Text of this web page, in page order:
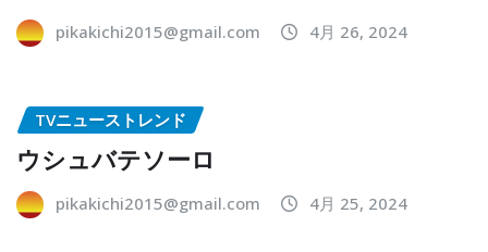
pikakichi2015@gmail.com 4月 26, 2024
TVニューストレンド
ウシュバテソーロ
pikakichi2015@gmail.com 4月 25, 2024